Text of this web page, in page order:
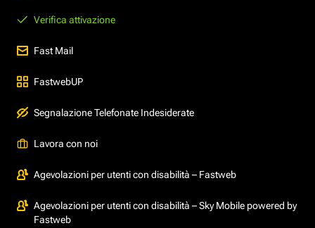
Verifica attivazione
Fast Mail
FastwebUP
Segnalazione Telefonate Indesiderate
Lavora con noi
Agevolazioni per utenti con disabilità – Fastweb
Agevolazioni per utenti con disabilità – Sky Mobile powered by
Fastweb